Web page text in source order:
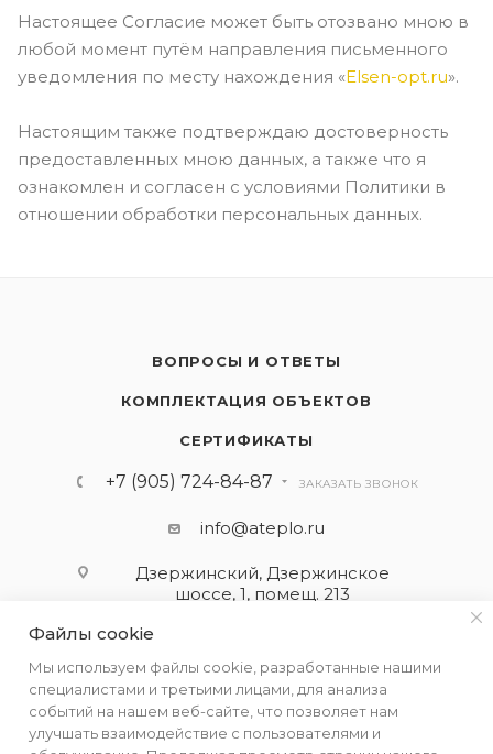
Настоящее Согласие может быть отозвано мною в
любой момент путём направления письменного
уведомления по месту нахождения «Elsen-opt.ru».
Настоящим также подтверждаю достоверность
предоставленных мною данных, а также что я
ознакомлен и согласен с условиями Политики в
отношении обработки персональных данных.
ВОПРОСЫ И ОТВЕТЫ
КОМПЛЕКТАЦИЯ ОБЪЕКТОВ
СЕРТИФИКАТЫ
+7 (905) 724-84-87 ЗАКАЗАТЬ ЗВОНОК
info@ateplo.ru
Дзержинский, Дзержинское
шоссе, 1, помещ. 213
ПОЛИТИКА КОНФИДЕНЦИАЛЬНОСТИ
Файлы cookie
Мы используем файлы cookie, разработанные нашими
специалистами и третьими лицами, для анализа
событий на нашем веб-сайте, что позволяет нам
улучшать взаимодействие с пользователями и